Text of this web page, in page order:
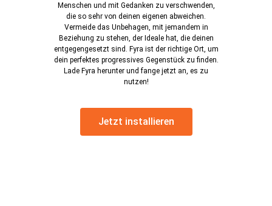
Menschen und mit Gedanken zu verschwenden,
die so sehr von deinen eigenen abweichen.
Vermeide das Unbehagen, mit jemandem in
Beziehung zu stehen, der Ideale hat, die deinen
entgegengesetzt sind. Fyra ist der richtige Ort, um
dein perfektes progressives Gegenstück zu finden.
Lade Fyra herunter und fange jetzt an, es zu
nutzen!
Jetzt installieren